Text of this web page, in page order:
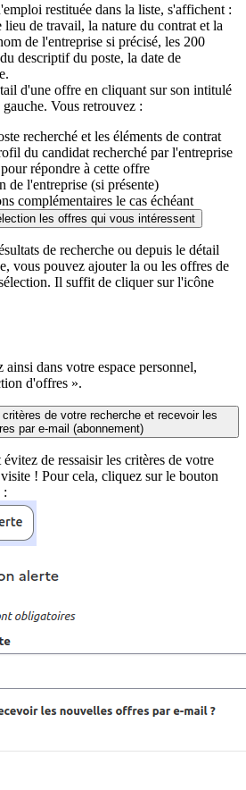
restituée dans la liste, s'affichent :
de travail, la nature du contrat et la
de l'entreprise si précisé, les 200
descriptif du poste, la date de
d'une offre en cliquant sur son intitulé
Vous retrouvez :
recherché et les éléments de contrat
du candidat recherché par l'entreprise
répondre à cette offre
de l'entreprise (si présente)
complémentaires le cas échéant
les offres qui vous intéressent
de recherche ou depuis le détail
vous pouvez ajouter la ou les offres de
Il suffit de cliquer sur l'icône
ainsi dans votre espace personnel,
d'offres ».
de votre recherche et recevoir les
par e-mail (abonnement)
de ressaisir les critères de votre
! Pour cela, cliquez sur le bouton
: